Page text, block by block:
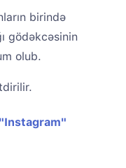
birində
gödəkcəsinin
olub.